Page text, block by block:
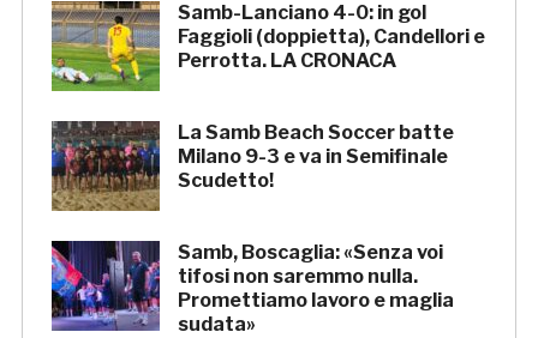
Samb-Lanciano 4-0: in gol
Faggioli (doppietta), Candellori e
Perrotta. LA CRONACA
La Samb Beach Soccer batte
Milano 9-3 e va in Semifinale
Scudetto!
Samb, Boscaglia: «Senza voi
tifosi non saremmo nulla.
Promettiamo lavoro e maglia
sudata»